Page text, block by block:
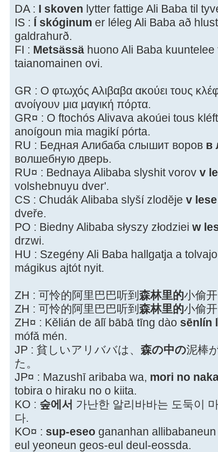
DA : I skoven lytter fattige Ali Baba til
IS : Í skóginum er léleg Ali Baba að
galdrahurð.
FI : Metsässä huono Ali Baba
taianomainen ovi.
GR : Ο φτωχός Αλιβαβα ακούει τους
ανοίγουν μια μαγική πόρτα.
GR¤ : O ftochós Alivava akoúei tous
anoígoun mia magikí pórta.
RU : Бедная Алибаба слышит воров в
волшебную дверь.
RU¤ : Bednaya Alibaba slyshit vorov v
volshebnuyu dver'.
CS : Chudák Alibaba slyší zloděje v lese
dveře.
PO : Biedny Alibaba słyszy złodziei w
drzwi.
HU : Szegény Ali Baba hallgatja a
mágikus ajtót nyit.
ZH : 可怜的阿里巴巴听到 森林里的小偷
ZH : 可怜的阿里巴巴听到 森林里的小偷
ZH¤ : Kělián de ālǐ bābā tīng dào sēnlín
mófǎ mén.
JP : 貧しいアリババは、 森の中の泥棒
た。
JP¤ : Mazushī aribaba wa, mori no
tobira o hiraku no o kiita.
KO : 숲에서 가난한 알리바바는 도둑이
다.
KO¤ : sup-eseo gananhan
eul yeoneun geos-eul deul-eossda.